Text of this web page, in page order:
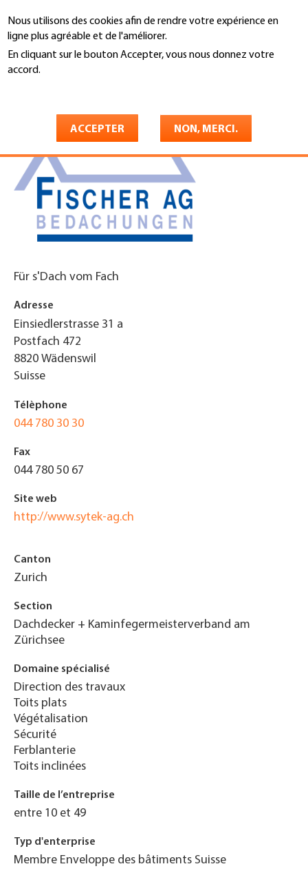
Nous utilisons des cookies afin de rendre votre expérience en
ligne plus agréable et de l'améliorer.
En cliquant sur le bouton Accepter, vous nous donnez votre
accord.
ACCEPTER NON, MERCI.
au
contenu
principal
Recherche
You
Für s'Dach vom Fach
Adresse
Einsiedlerstrasse 31 a
Postfach 472
8820 Wädenswil
Suisse
Télèphone
044 780 30 30
Fax
044 780 50 67
Site web
http://www.sytek-ag.ch
Canton
Zurich
Section
Dachdecker + Kaminfegermeisterverband am
Zürichsee
Domaine spécialisé
Direction des travaux
Toits plats
Végétalisation
Sécurité
Ferblanterie
Toits inclinées
Taille de l’entreprise
entre 10 et 49
Typ d'enterprise
Membre Enveloppe des bâtiments Suisse